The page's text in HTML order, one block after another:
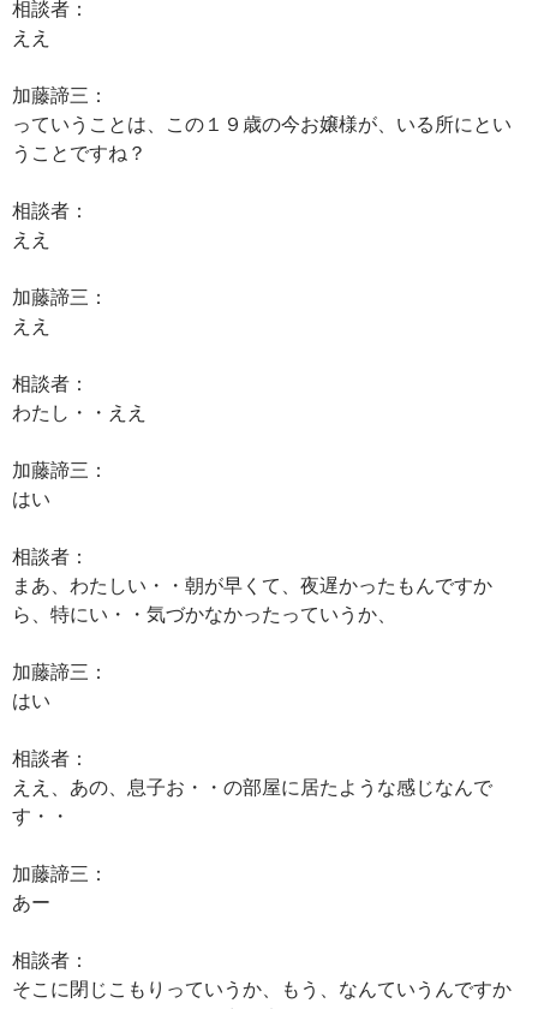
相談者：
ええ
加藤諦三：
っていうことは、この１９歳の今お嬢様が、いる所にとい
うことですね？
相談者：
ええ
加藤諦三：
ええ
相談者：
わたし・・ええ
加藤諦三：
はい
相談者：
まあ、わたしい・・朝が早くて、夜遅かったもんですか
ら、特にい・・気づかなかったっていうか、
加藤諦三：
はい
相談者：
ええ、あの、息子お・・の部屋に居たような感じなんで
す・・
加藤諦三：
あー
相談者：
そこに閉じこもりっていうか、もう、なんていうんですか